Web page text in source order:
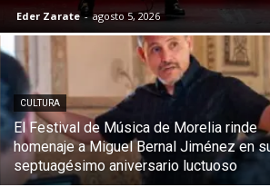
Eder Zarate - agosto 5, 2026
CULTURA
El Festival de Música de Morelia rinde
homenaje a Miguel Bernal Jiménez en
septuagésimo aniversario luctuoso